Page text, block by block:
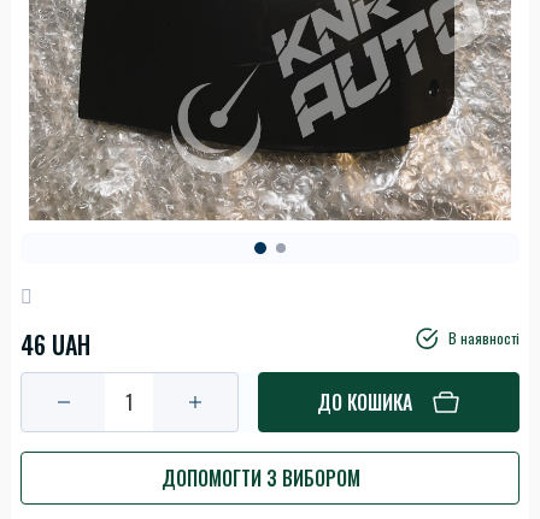
46 UAH В наявності
ДО КОШИКА
ДОПОМОГТИ З ВИБОРОМ